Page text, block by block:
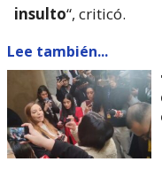
insulto“, criticó.
Lee también...